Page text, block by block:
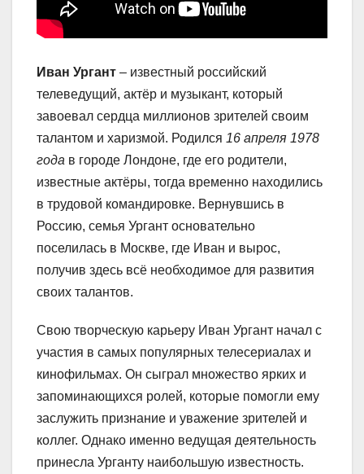
Иван Ургант – известный российский
телеведущий, актёр и музыкант, который
завоевал сердца миллионов зрителей своим
талантом и харизмой. Родился 16 апреля 1978
года в городе Лондоне, где его родители,
известные актёры, тогда временно находились
в трудовой командировке. Вернувшись в
Россию, семья Ургант основательно
поселилась в Москве, где Иван и вырос,
получив здесь всё необходимое для развития
своих талантов.
Свою творческую карьеру Иван Ургант начал с
участия в самых популярных телесериалах и
кинофильмах. Он сыграл множество ярких и
запоминающихся ролей, которые помогли ему
заслужить признание и уважение зрителей и
коллег. Однако именно ведущая деятельность
принесла Урганту наибольшую известность.